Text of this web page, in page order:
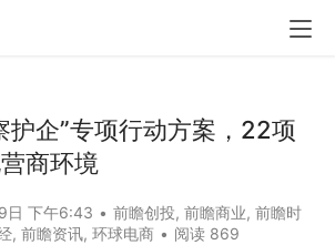
护企”专项行动方案，22项
商环境
日 下午6:43 • 前瞻创投, 前瞻商业, 前瞻时
, 前瞻资讯, 环球电商 • 阅读 869